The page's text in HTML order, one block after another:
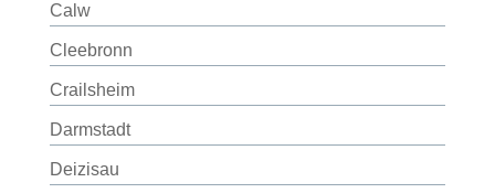
Calw
Cleebronn
Crailsheim
Darmstadt
Deizisau